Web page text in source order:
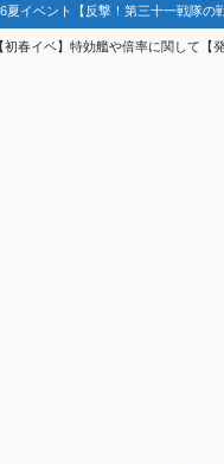
夏イベント【反撃！第三十一戦隊の
【初春イベ】特効艦や倍率に関して【
マリアナ諸島/ウルシー環礁沖